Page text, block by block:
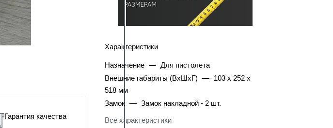
Гарантия качества
Характеристики
Назначение — Для пистолета
Внешние габариты (ВхШхГ) — 103 х 252 х
518 мм
Замок — Замок накладной - 2 шт.
Все характеристики